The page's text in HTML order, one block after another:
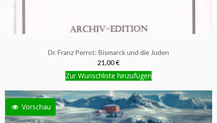
Dr. Franz Perrot: Bismarck und die Juden
21,00 €
Zur Wunschliste hinzufügen
Vorschau